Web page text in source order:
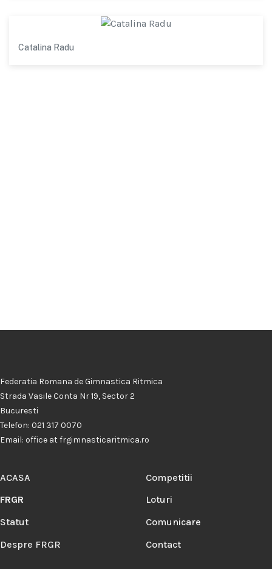
Catalina Radu
Federatia Romana de Gimnastica Ritmica
Strada Vasile Conta Nr 19, Sector 2
Bucuresti
Telefon: 021 317 0070
Email: office at frgimnasticaritmica.ro
ACASA
FRGR
Statut
Despre FRGR
Competitii
Loturi
Comunicare
Contact